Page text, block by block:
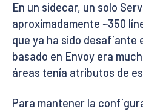
En un sidecar, un solo
aproximadamente ~350
que ya ha sido desafiante
basado en Envoy era
áreas tenía atributos de
Para mantener la